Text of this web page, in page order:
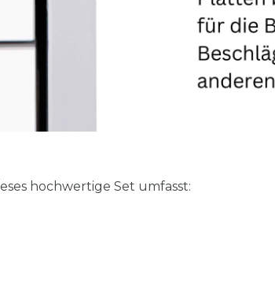
hochwertige Set umfasst: